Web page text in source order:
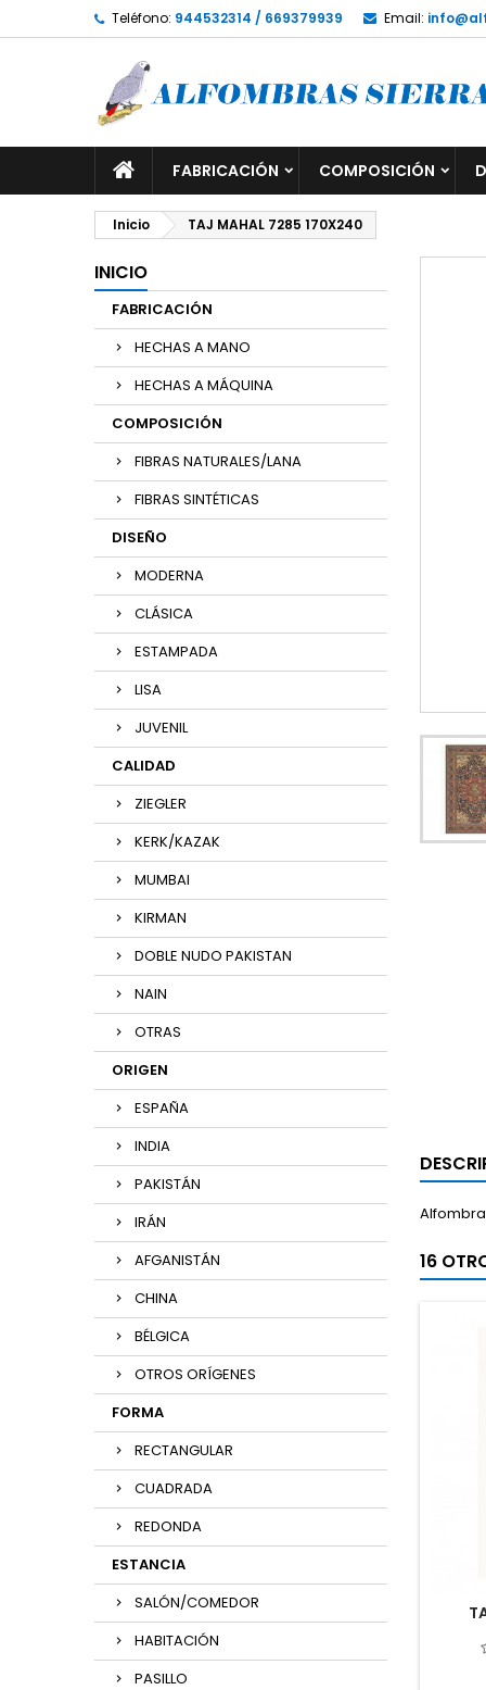
Teléfono: 944532314 / 669379939 Email:
FABRICACIÓN COMPOSICIÓN
Inicio TAJ MAHAL 7285 170X240
INICIO
FABRICACIÓN
HECHAS A MANO
HECHAS A MÁQUINA
COMPOSICIÓN
FIBRAS NATURALES/LANA
FIBRAS SINTÉTICAS
DISEÑO
MODERNA
CLÁSICA
ESTAMPADA
LISA
JUVENIL
CALIDAD
ZIEGLER
KERK/KAZAK
MUMBAI
KIRMAN
DOBLE NUDO PAKISTAN
NAIN
OTRAS
ORIGEN
ESPAÑA
INDIA
PAKISTÁN
IRÁN
AFGANISTÁN
CHINA
BÉLGICA
OTROS ORÍGENES
FORMA
RECTANGULAR
CUADRADA
REDONDA
ESTANCIA
SALÓN/COMEDOR
HABITACIÓN
PASILLO
16